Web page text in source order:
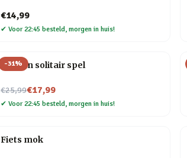
€14,99
✔ Voor 22:45 besteld, morgen in huis!
-31%
Houten solitair spel
€25,99
Nu voor€17,99
✔ Voor 22:45 besteld, morgen in huis!
Fiets mok